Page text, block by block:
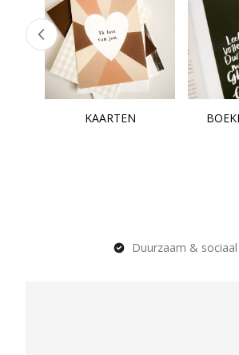
KAARTEN
Duurzaam & sociaal